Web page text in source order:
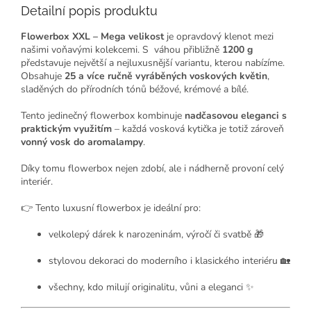
Detailní popis produktu
Flowerbox XXL – Mega velikostje opravdový klenot mezi
našimi voňavými kolekcemi. S váhou přibližně 1200 g
představuje největší a nejluxusnější variantu, kterou nabízíme.
Obsahuje 25 a více ručně vyráběných voskových květin,
sladěných do přírodních tónů béžové, krémové a bílé.
Tento jedinečný flowerbox kombinuje nadčasovou eleganci s
praktickým využitím – každá vosková kytička je totiž zároveň
vonný vosk do aromalampy.
Díky tomu flowerbox nejen zdobí, ale i nádherně provoní celý
interiér.
👉 Tento luxusní flowerbox je ideální pro:
velkolepý dárek k narozeninám, výročí či svatbě 🎁
stylovou dekoraci do moderního i klasického interiéru 🏡
všechny, kdo milují originalitu, vůni a eleganci ✨